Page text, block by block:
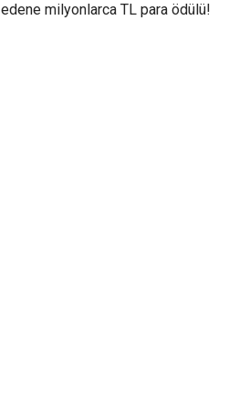
milyonlarca TL para ödülü!